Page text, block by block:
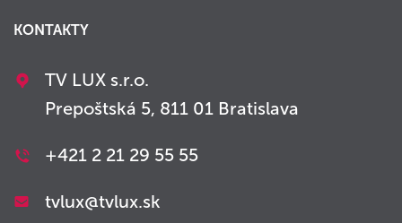
KONTAKTY
TV LUX s.r.o.
Prepoštská 5, 811 01 Bratislava
+421 2 21 29 55 55
tvlux@tvlux.sk